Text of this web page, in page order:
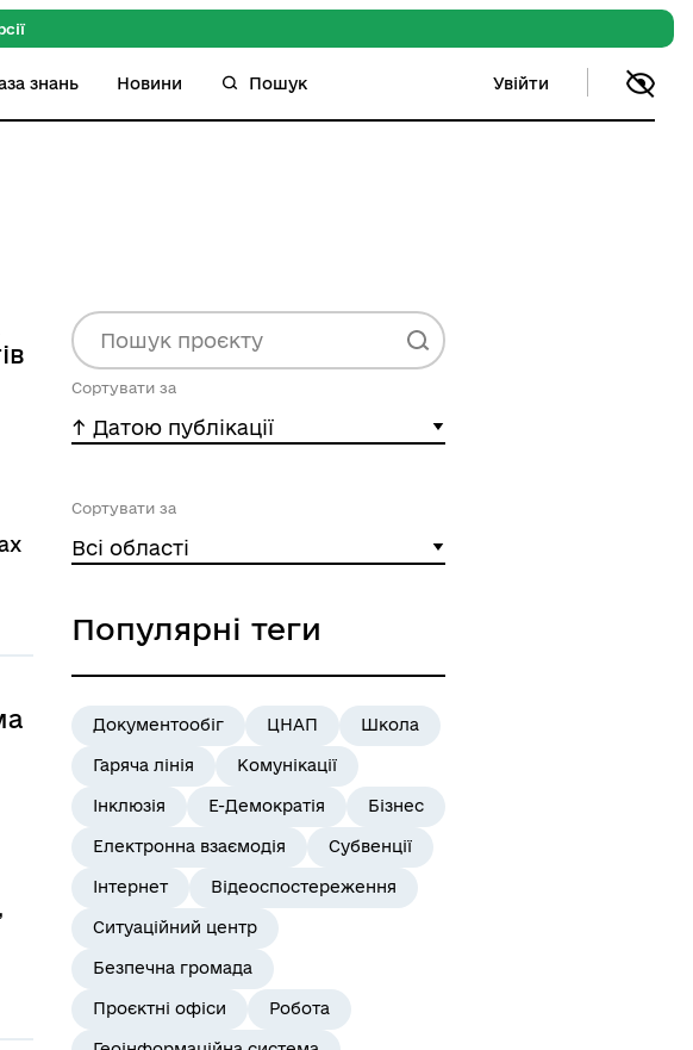
знань Новини Пошук Увійти
Сортувати за
-^ Датою публікації
Сортувати за
Всі області
Популярні теги
Документообіг ЦНАП Школа
Гаряча лінія Комунікації
Інклюзія Е-Демократія Бізнес
Електронна взаємодія Субвенції
Інтернет Відеоспостереження
Ситуаційний центр
Безпечна громада
Проєктні офіси Робота